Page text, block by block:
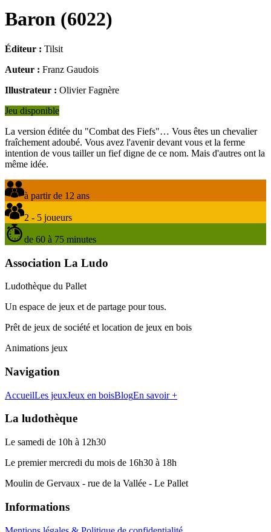
Baron (6022)
Éditeur : Tilsit
Auteur : Franz Gaudois
Illustrateur : Olivier Fagnère
Jeu disponible
La version éditée du "Combat des Fiefs"… Vous êtes un chevalier
fraîchement adoubé. Vous avez l'avenir devant vous et la ferme
intention de vous tailler un fief digne de ce nom. Mais d'autres ont la
même idée.
à partir de 12 ans
2 - 5 joueurs
de 60 à 75 minutes
Association La Ludo
Ludothèque du Pallet
Un espace de jeux et de partage pour tous.
Prêt de jeux de société et location de jeux en bois
Animations jeux
Navigation
AccueilLes jeuxJeux en boisBlogEn savoir +
La ludothèque
Le samedi de 10h à 12h30
Le premier mercredi du mois de 16h30 à 18h
Moulin de Gervaux - rue de la Vallée - Le Pallet
Informations